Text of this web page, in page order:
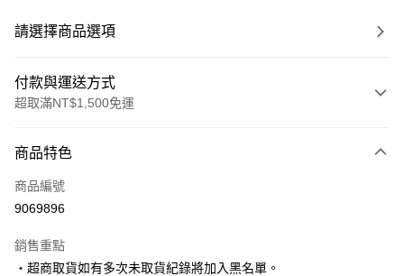
請選擇商品選項
付款與運送方式
超取滿NT$1,500免運
信用卡一次付款
超商取貨付款
Apple Pay
商品特色
商品編號
9069896
銷售重點
‧超商取貨如有多次未取貨紀錄將加入黑名單。